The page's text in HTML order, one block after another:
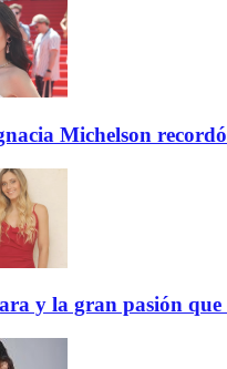
Michelson
y la gran pasión